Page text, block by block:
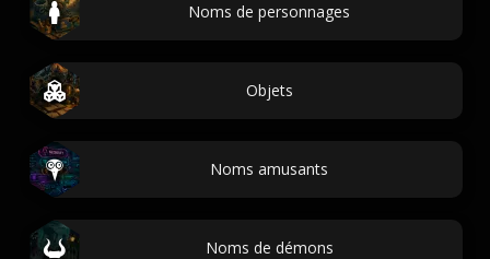
Noms de personnages
Objets
Noms amusants
Noms de démons